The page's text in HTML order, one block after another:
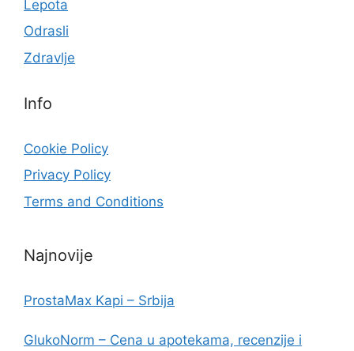
Lepota
Odrasli
Zdravlje
Info
Cookie Policy
Privacy Policy
Terms and Conditions
Najnovije
ProstaMax Kapi – Srbija
GlukoNorm – Cena u apotekama, recenzije i